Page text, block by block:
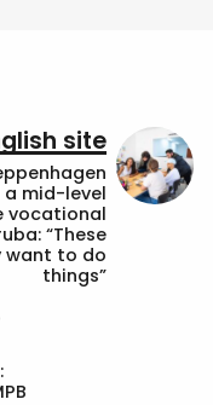
site
mid-level
vocational
“These
want to do
things”